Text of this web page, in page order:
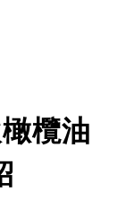
欖果實逐漸成熟
天然的化學成
欖油